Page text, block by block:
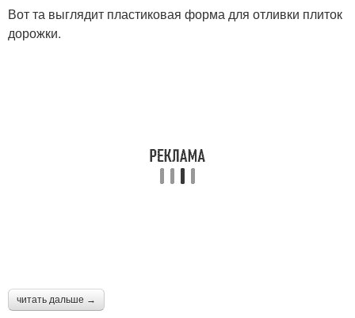
Вот та выглядит пластиковая форма для отливки плиток
дорожки.
читать дальше →